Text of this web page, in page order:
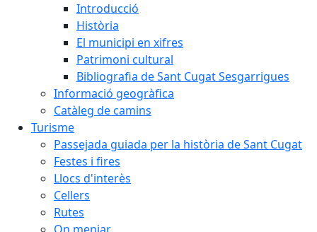
Introducció
Història
El municipi en xifres
Patrimoni cultural
Bibliografia de Sant Cugat Sesgarrigues
Informació geogràfica
Catàleg de camins
Turisme
Passejada guiada per la història de Sant Cugat
Festes i fires
Llocs d'interès
Cellers
Rutes